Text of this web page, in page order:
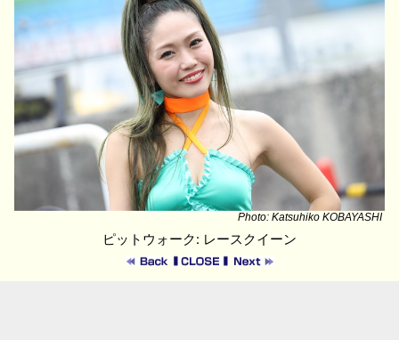
Photo: Katsuhiko KOBAYASHI
ピットウォーク: レースクイーン